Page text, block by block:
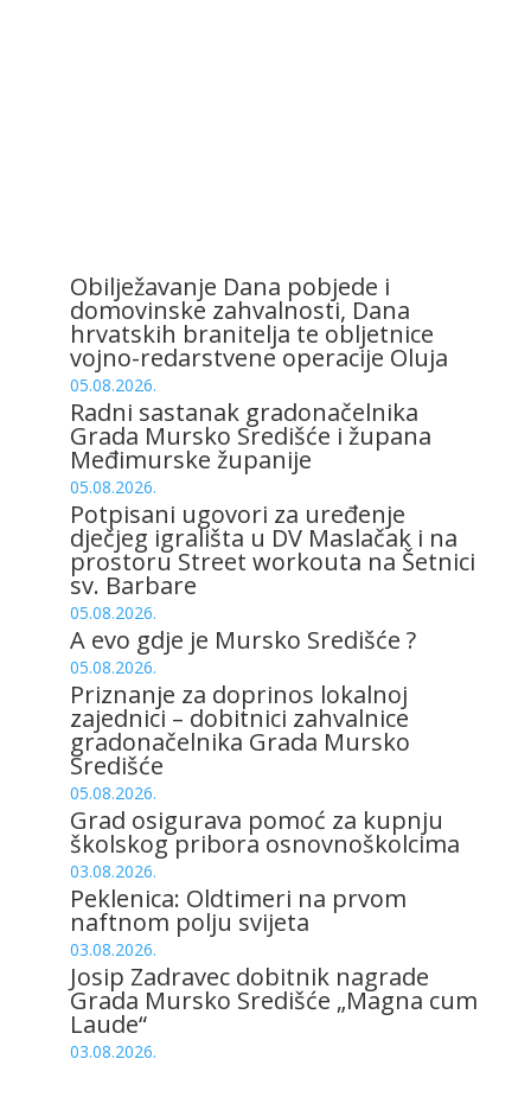
Obilježavanje Dana pobjede i
domovinske zahvalnosti, Dana
hrvatskih branitelja te obljetnice
vojno-redarstvene operacije Oluja
05.08.2026.
Radni sastanak gradonačelnika
Grada Mursko Središće i župana
Međimurske županije
05.08.2026.
Potpisani ugovori za uređenje
dječjeg igrališta u DV Maslačak i na
prostoru Street workouta na Šetnici
sv. Barbare
05.08.2026.
A evo gdje je Mursko Središće ?
05.08.2026.
Priznanje za doprinos lokalnoj
zajednici – dobitnici zahvalnice
gradonačelnika Grada Mursko
Središće
05.08.2026.
Grad osigurava pomoć za kupnju
školskog pribora osnovnoškolcima
03.08.2026.
Peklenica: Oldtimeri na prvom
naftnom polju svijeta
03.08.2026.
Josip Zadravec dobitnik nagrade
Grada Mursko Središće „Magna cum
Laude“
03.08.2026.